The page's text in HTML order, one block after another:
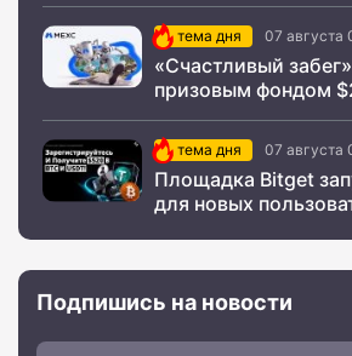
тема дня 07 августа
«Счастливый
призовым фондом
тема дня 07 августа
Площадка Bitget
для новых
Подпишись на новости